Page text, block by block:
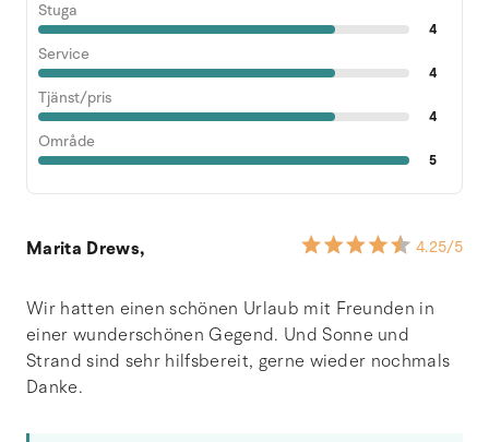
Stuga
4
Service
4
Tjänst/pris
4
Område
5
Marita Drews, 4.25/5
Wir hatten einen schönen Urlaub mit Freunden in
einer wunderschönen Gegend. Und Sonne und
Strand sind sehr hilfsbereit, gerne wieder nochmals
Danke.